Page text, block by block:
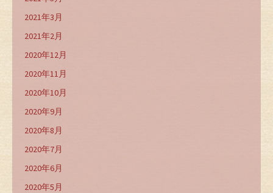
2021年3月
2021年2月
2020年12月
2020年11月
2020年10月
2020年9月
2020年8月
2020年7月
2020年6月
2020年5月